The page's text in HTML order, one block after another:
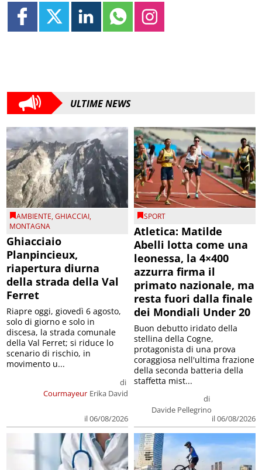
ULTIME NEWS
AMBIENTE,GHIACCIAI,
MONTAGNA
Ghiacciaio
Planpincieux,
riapertura diurna
della strada della Val
Ferret
Courmayeur
di
Erika David
il 06/08/2026
Riapre oggi, giovedì 6 agosto,
solo di giorno e solo in
discesa, la strada comunale
della Val Ferret; si riduce lo
scenario di rischio, in
movimento u...
SPORT
Atletica: Matilde
Abelli lotta come una
leonessa, la 4×400
azzurra firma il
primato nazionale, ma
resta fuori dalla finale
dei Mondiali Under 20
di
Davide Pellegrino
il 06/08/2026
Buon debutto iridato della
stellina della Cogne,
protagonista di una prova
coraggiosa nell'ultima frazione
della seconda batteria della
staffetta mist...